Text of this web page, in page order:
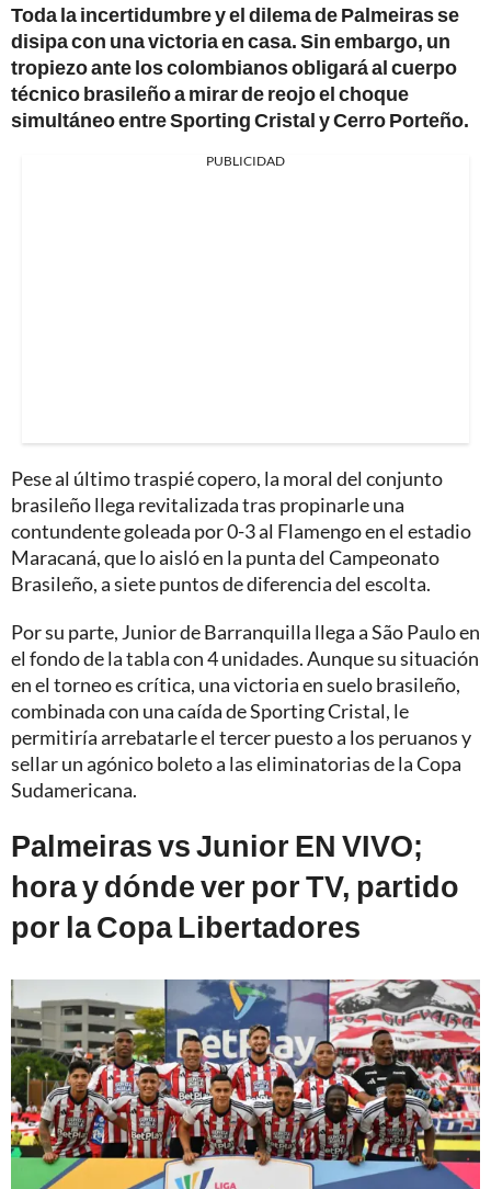
Toda la incertidumbre y el dilema de Palmeiras se
disipa con una victoria en casa. Sin embargo, un
tropiezo ante los colombianos obligará al cuerpo
técnico brasileño a mirar de reojo el choque
simultáneo entre Sporting Cristal y Cerro Porteño.
PUBLICIDAD
Pese al último traspié copero, la moral del conjunto
brasileño llega revitalizada tras propinarle una
contundente goleada por 0-3 al Flamengo en el estadio
Maracaná, que lo aisló en la punta del Campeonato
Brasileño, a siete puntos de diferencia del escolta.
Por su parte, Junior de Barranquilla llega a São Paulo en
el fondo de la tabla con 4 unidades. Aunque su situación
en el torneo es crítica, una victoria en suelo brasileño,
combinada con una caída de Sporting Cristal, le
permitiría arrebatarle el tercer puesto a los peruanos y
sellar un agónico boleto a las eliminatorias de la Copa
Sudamericana.
Palmeiras vs Junior EN VIVO;
hora y dónde ver por TV, partido
por la Copa Libertadores